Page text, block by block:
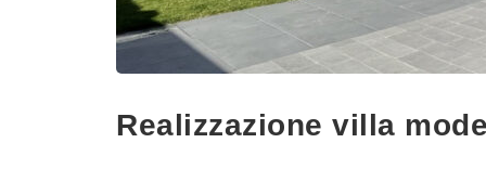
Realizzazione villa